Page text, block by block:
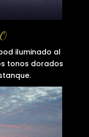
iluminado al
tonos dorados